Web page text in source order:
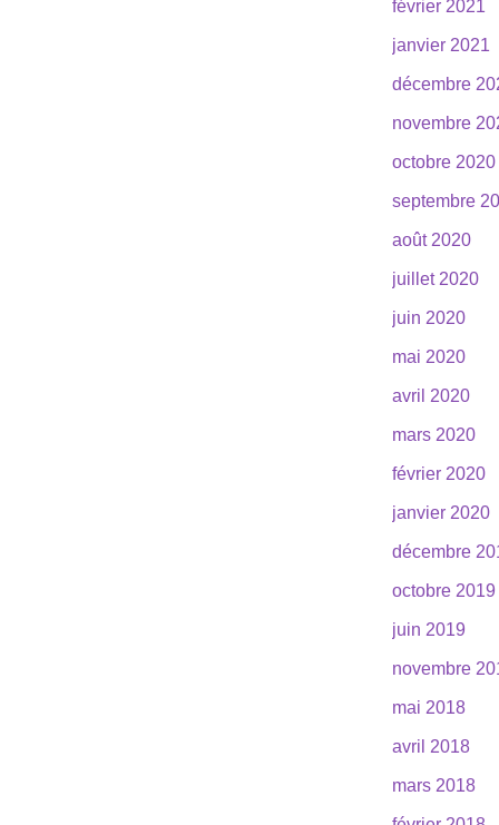
février 2021
janvier 2021
décembre
novembre
octobre 2020
septembre
août 2020
juillet 2020
juin 2020
mai 2020
avril 2020
mars 2020
février 2020
janvier 2020
décembre
octobre 2019
juin 2019
novembre
mai 2018
avril 2018
mars 2018